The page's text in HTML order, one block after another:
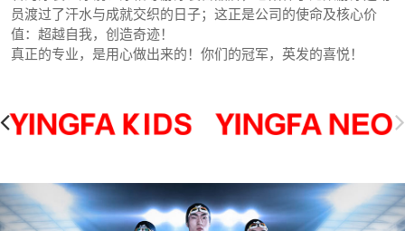
员渡过了汗水与成就交织的日子；这正是公司的使命及核心价
值：超越自我，创造奇迹！
真正的专业，是用心做出来的！你们的冠军，英发的喜悦！